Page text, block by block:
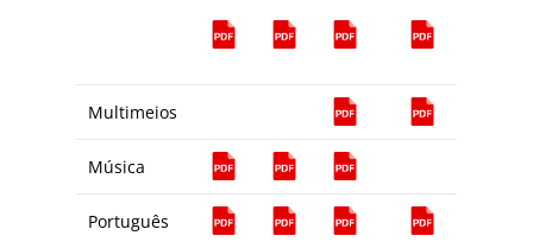
Multimeios
Música
Português